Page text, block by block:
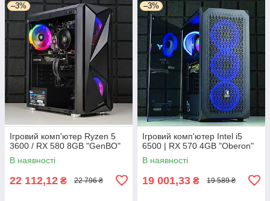
–3%
Ігровий комп'ютер Ryzen 5
3600 / RX 580 8GB "GenBO"
В наявності
22 112,12 ₴ 22 796 ₴
–3%
Ігровий комп'ютер Intel i5
6500 | RX 570 4GB "Oberon"
В наявності
19 001,33 ₴ 19 589 ₴